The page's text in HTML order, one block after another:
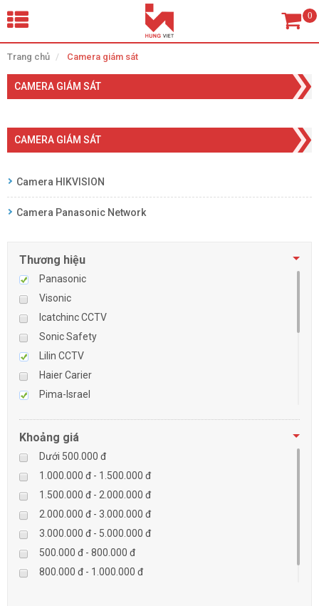
Trang chủ Camera giám sát
CAMERA GIÁM SÁT
CAMERA GIÁM SÁT
Camera HIKVISION
Camera Panasonic Network
Thương hiệu
Panasonic
Visonic
Icatchinc CCTV
Sonic Safety
Lilin CCTV
Haier Carier
Pima-Israel
Checkpoint
Paradox-Canada
D-max
HIKVISON
Eguard
Khác
Rapiscan
Khoảng giá
Dưới 500.000 đ
1.000.000 đ - 1.500.000 đ
1.500.000 đ - 2.000.000 đ
2.000.000 đ - 3.000.000 đ
3.000.000 đ - 5.000.000 đ
500.000 đ - 800.000 đ
800.000 đ - 1.000.000 đ
×
Tìm theo danh mục
TRANG CHỦ
CAMERA GIÁM SÁT
KIỂM SOÁT VÀO RA
BÁO ĐỘNG, BÁO CHÁY
NHÀ THÔNG MINH
LIÊN HỆ